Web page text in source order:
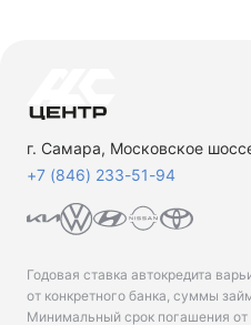
г. Самара, Московское
+7 (846) 233-51-94
Годовая ставка автокредита
от конкретного банка, суммы
Минимальный срок погашения